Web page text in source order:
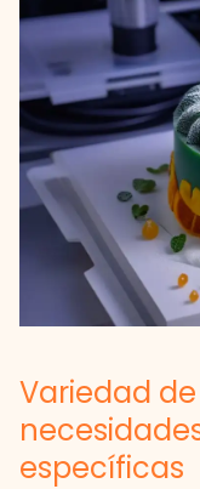
Variedad
específicas